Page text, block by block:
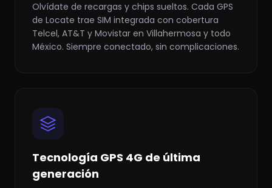
Olvídate de recargas y chips sueltos. Cada GPS
de Locate trae SIM integrada con cobertura
Telcel, AT&T y Movistar en Villahermosa y todo
México. Siempre conectado, sin complicaciones.
Tecnología GPS 4G de última
generación